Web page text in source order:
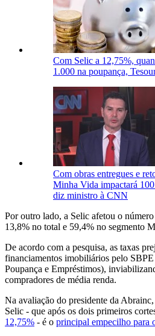
Com Selic a 12,75%,
1.000 na poupança,
Com obras entregues e
Minha Vida impactará 100
diz ministro à CNN
Por outro lado, a Selic afetou o
13,8% no total e 59,4% no segmento
De acordo com a pesquisa, as taxas
financiamentos imobiliários pelo
Poupança e Empréstimos),
compradores de média renda.
Na avaliação do presidente da
Selic - que após os dois primeiros
12,75% - é o principal empecilho para